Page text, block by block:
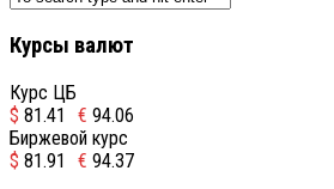
Курсы валют
Курс ЦБ
$ 81.41 € 94.06
Биржевой курс
$ 81.91 € 94.37